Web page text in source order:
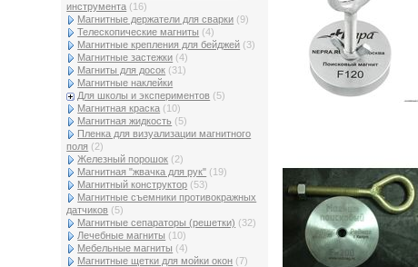
инструмента (16)
Магнитные держатели для сварки (9)
Телескопические магниты (4)
Магнитные крепления для бейджей (3)
Магнитные застежки (4)
Магниты для досок (31)
Магнитные наклейки
Для школы и экспериментов (5)
Магнитная краска (10)
Магнитная жидкость (5)
Пленка для визуализации магнитного
поля (2)
Железный порошок (2)
Магнитная "жвачка для рук" (19)
Магнитный конструктор (53)
Магнитные съемники противокражных
датчиков (5)
Магнитные сепараторы (решетки) (32)
Лечебные магниты (10)
Мебельные магниты (4)
Магнитные щетки для мойки окон (7)